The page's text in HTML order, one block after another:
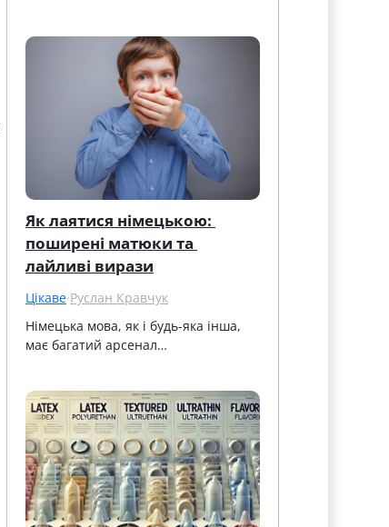
Як лаятися німецькою:
поширені матюки та
лайливі вирази
Цікаве·Руслан Кравчук
Німецька мова, як і будь-яка інша,
має багатий арсенал…